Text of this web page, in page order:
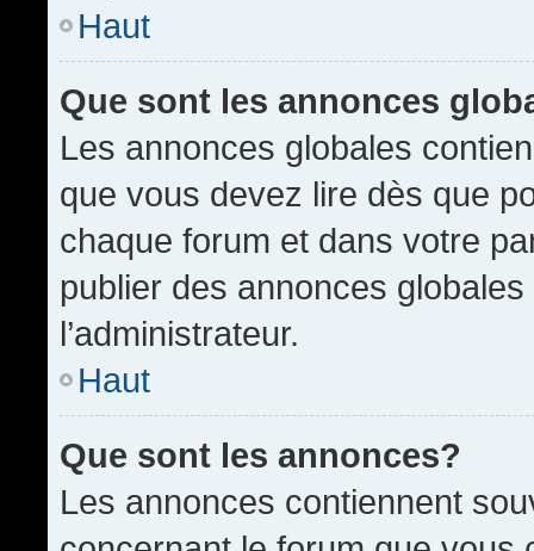
Haut
Que sont les annonces
Les annonces globales
que vous devez lire dès que
chaque forum et dans votre
publier des annonces
l’administrateur.
Haut
Que sont les annonces?
Les annonces contiennent